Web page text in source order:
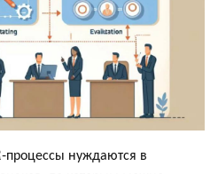
процессы нуждаются в